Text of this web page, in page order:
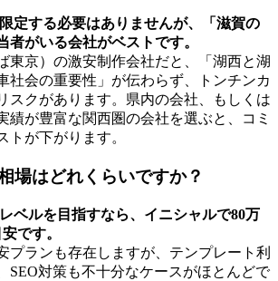
定する必要はありませんが、「滋賀の
者がいる会社がベストです。
東京）の激安制作会社だと、「湖西と湖
社会の重要性」が伝わらず、トンチンカ
スクがあります。県内の会社、もしくは
績が豊富な関西圏の会社を選ぶと、コミ
トが下がります。
場はどれくらいですか？
ベルを目指すなら、イニシャルで80万
です。
プランも存在しますが、テンプレート利
SEO対策も不十分なケースがほとんどで